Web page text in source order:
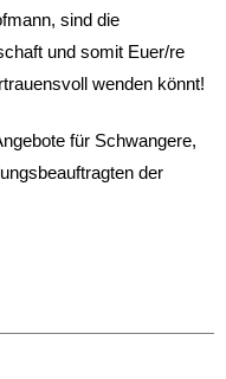
sind die
und somit Euer/re
wenden könnt!
für Schwangere,
der